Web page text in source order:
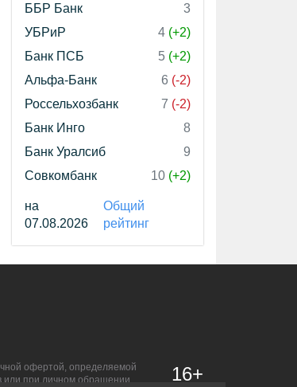
ББР Банк
3
УБРиР
4 (+2)
Банк ПСБ
5 (+2)
Альфа-Банк
6 (-2)
Россельхозбанк
7 (-2)
Банк Инго
8
Банк Уралсиб
9
Совкомбанк
10 (+2)
на
07.08.2026
Общий
рейтинг
офертой, определяемой
или при личном обращении.
16+